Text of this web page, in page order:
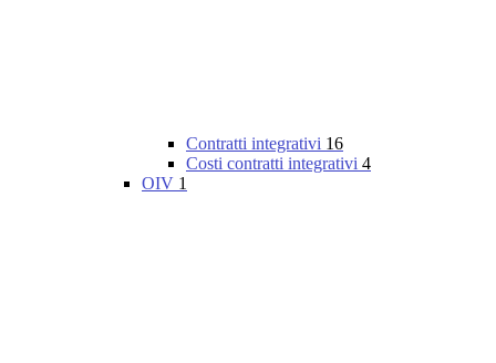
Contratti integrativi 16
Costi contratti integrativi 4
OIV 1